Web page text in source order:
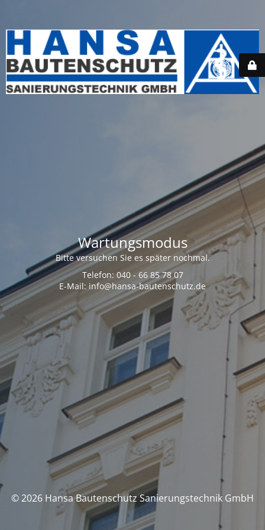
Wartungsmodus
Bitte versuchen Sie es später nochmal.
Telefon: 040 - 66 85 78 07
E-Mail: info@hansa-bautenschutz.de
© 2026 Hansa Bautenschutz Sanierungstechnik GmbH